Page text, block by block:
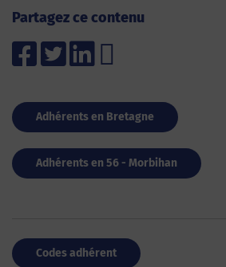
Partagez ce contenu
Adhérents en Bretagne
Adhérents en 56 - Morbihan
Codes adhérent